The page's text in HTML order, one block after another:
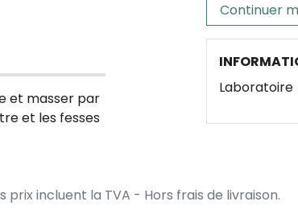
Continuer
et masser par
et les fesses
Laboratoire
prix incluent la TVA - Hors frais de livraison.